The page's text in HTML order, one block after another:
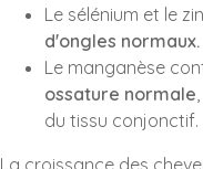
Le sélénium et le
d'ongles normaux.
Le manganèse
ossature normale
du tissu conjonctif.
La croissance des